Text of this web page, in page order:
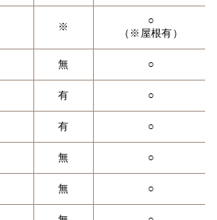
※
○
（※屋根有）
無 ○
有 ○
有 ○
無 ○
無 ○